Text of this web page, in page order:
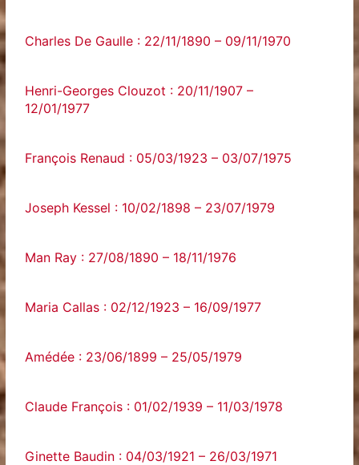
Charles De Gaulle : 22/11/1890 – 09/11/1970
Henri-Georges Clouzot : 20/11/1907 –
12/01/1977
François Renaud : 05/03/1923 – 03/07/1975
Joseph Kessel : 10/02/1898 – 23/07/1979
Man Ray : 27/08/1890 – 18/11/1976
Maria Callas : 02/12/1923 – 16/09/1977
Amédée : 23/06/1899 – 25/05/1979
Claude François : 01/02/1939 – 11/03/1978
Ginette Baudin : 04/03/1921 – 26/03/1971